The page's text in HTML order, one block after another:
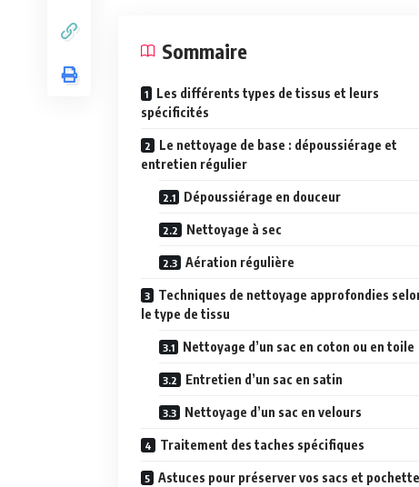
Sommaire
Les différents types de tissus et leurs
spécificités
Le nettoyage de base : dépoussiérage et
entretien régulier
Dépoussiérage en douceur
Nettoyage à sec
Aération régulière
Techniques de nettoyage approfondies
le type de tissu
Nettoyage d’un sac en coton ou en toile
Entretien d’un sac en satin
Nettoyage d’un sac en velours
Traitement des taches spécifiques
Astuces pour préserver vos sacs et